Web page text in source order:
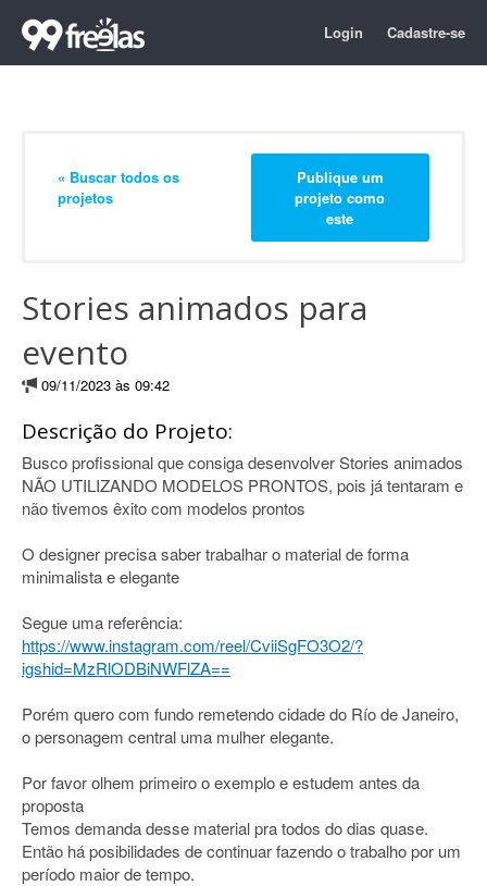
Login Cadastre-se
« Buscar todos os
projetos
Publique um
projeto como
este
Stories animados para
evento
09/11/2023 às 09:42
Descrição do Projeto:
Busco profissional que consiga desenvolver Stories animados
NÃO UTILIZANDO MODELOS PRONTOS, pois já tentaram e
não tivemos êxito com modelos prontos
O designer precisa saber trabalhar o material de forma
minimalista e elegante
Segue uma referência:
https://www.instagram.com/reel/CviiSgFO3O2/?
igshid=MzRlODBiNWFlZA==
Porém quero com fundo remetendo cidade do Río de Janeiro,
o personagem central uma mulher elegante.
Por favor olhem primeiro o exemplo e estudem antes da
proposta
Temos demanda desse material pra todos do dias quase.
Então há posibilidades de continuar fazendo o trabalho por um
período maior de tempo.